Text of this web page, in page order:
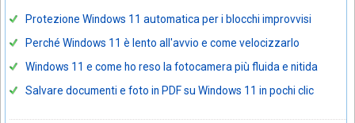
Protezione Windows 11 automatica per i blocchi improvvisi
Perché Windows 11 è lento all'avvio e come velocizzarlo
Windows 11 e come ho reso la fotocamera più fluida e nitida
Salvare documenti e foto in PDF su Windows 11 in pochi clic